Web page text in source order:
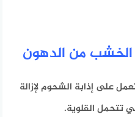
من الدهون
على إذابة الشحوم لإزالة
تتحمل القلوية.